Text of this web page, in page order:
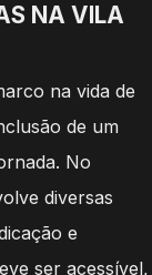
NA VILA
na vida de
de um
No
diversas
e
ser acessível,